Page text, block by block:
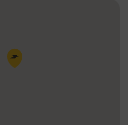
Pin de la carte